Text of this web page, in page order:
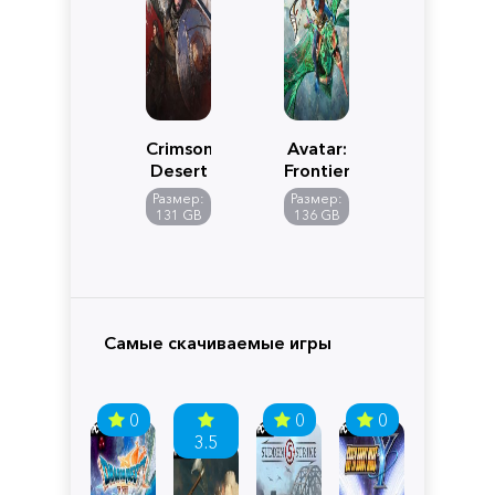
Crimson
Desert
Размер:
131 GB
Avatar:
Frontiers
of
Pandora
Размер:
136 GB
Самые скачиваемые игры
0
3.5
0 0